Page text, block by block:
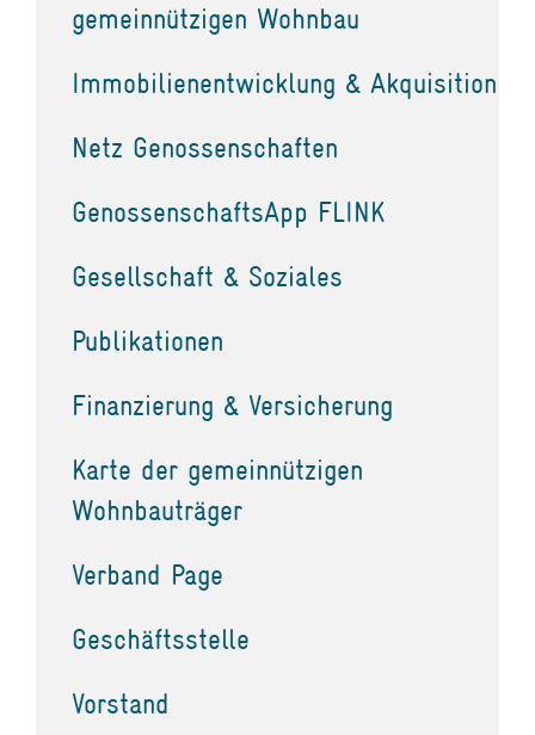
gemeinnützigen Wohnbau
Immobilienentwicklung & Akquisition
Netz Genossenschaften
GenossenschaftsApp FLINK
Gesellschaft & Soziales
Publikationen
Finanzierung & Versicherung
Karte der gemeinnützigen
Wohnbauträger
Verband Page
Geschäftsstelle
Vorstand